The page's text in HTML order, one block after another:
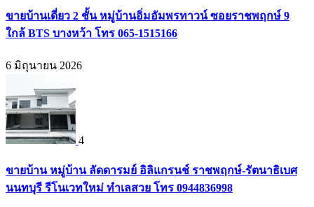
ขายบ้านเดี่ยว 2 ชั้น หมู่บ้านอิ่มอัมพรทาวน์ ซอยราชพฤกษ์ 9
ใกล้ BTS บางหว้า โทร 065-1515166
6 มิถุนายน 2026
4
ขายบ้าน หมู่บ้าน ลัดดารมย์ อิลิแกรนช์ ราชพฤกษ์-รัตนาธิเบศ
นนทบุรี รีโนเวทใหม่ ทำเลสวย โทร 0944836998